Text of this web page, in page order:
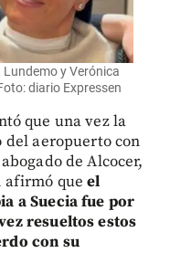
y Verónica
diario Expressen
que una vez la
del aeropuerto con
de Alcocer,
afirmó queel
a Suecia fue por
resueltos estos
con su